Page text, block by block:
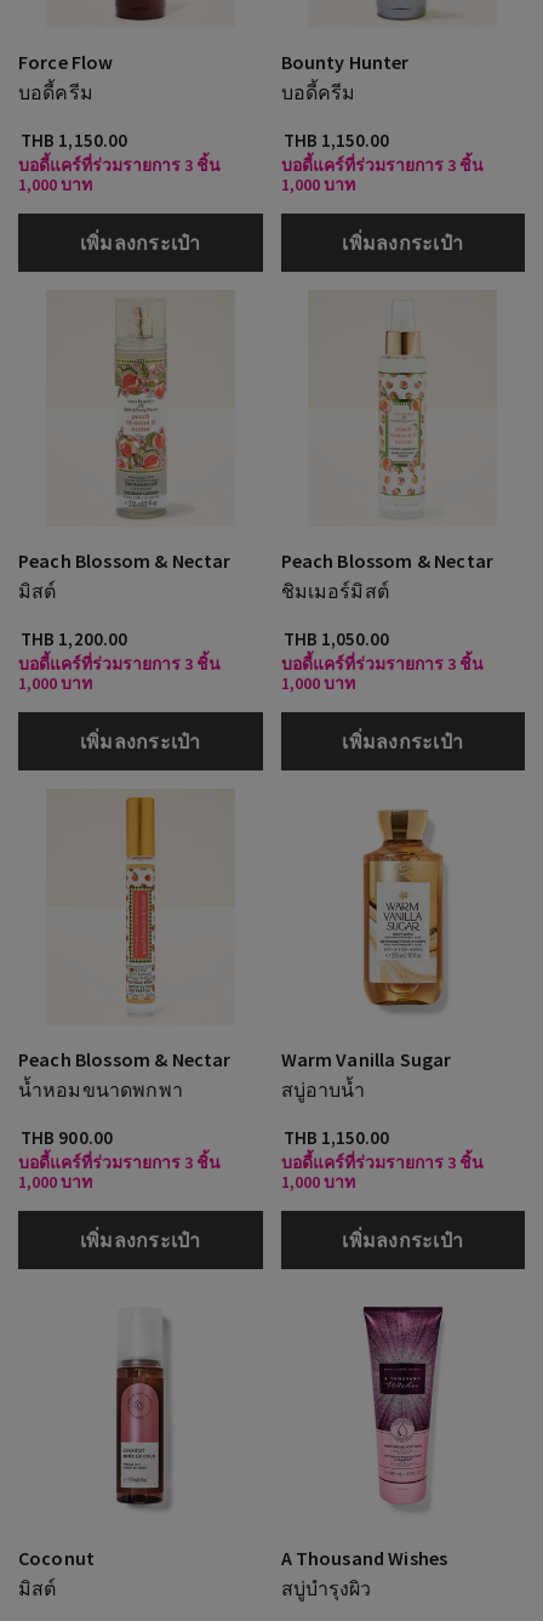
Force Flow
บอดี้ครีม
THB 1,150.00
บอดี้แคร์ที่ร่วมรายการ 3 ชิ้น
1,000 บาท
เพิ่มลงกระเป๋า
Bounty Hunter
บอดี้ครีม
THB 1,150.00
บอดี้แคร์ที่ร่วมรายการ 3 ชิ้น
1,000 บาท
เพิ่มลงกระเป๋า
Peach Blossom & Nectar
มิสต์
THB 1,200.00
บอดี้แคร์ที่ร่วมรายการ 3 ชิ้น
1,000 บาท
เพิ่มลงกระเป๋า
Peach Blossom & Nectar
ชิมเมอร์มิสต์
THB 1,050.00
บอดี้แคร์ที่ร่วมรายการ 3 ชิ้น
1,000 บาท
เพิ่มลงกระเป๋า
Peach Blossom & Nectar
น้ำหอมขนาดพกพา
THB 900.00
บอดี้แคร์ที่ร่วมรายการ 3 ชิ้น
1,000 บาท
เพิ่มลงกระเป๋า
Warm Vanilla Sugar
สบู่อาบน้ำ
THB 1,150.00
บอดี้แคร์ที่ร่วมรายการ 3 ชิ้น
1,000 บาท
เพิ่มลงกระเป๋า
Coconut
มิสต์
A Thousand Wishes
สบู่บำรุงผิว